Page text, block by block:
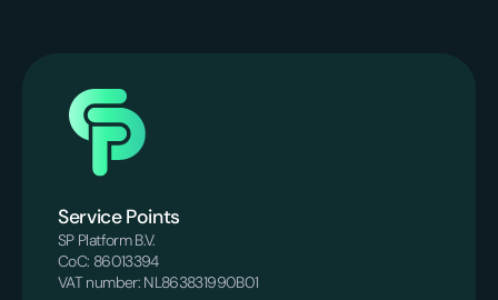
Service Points
SP Platform B.V.
CoC: 86013394
VAT number: NL863831990B01